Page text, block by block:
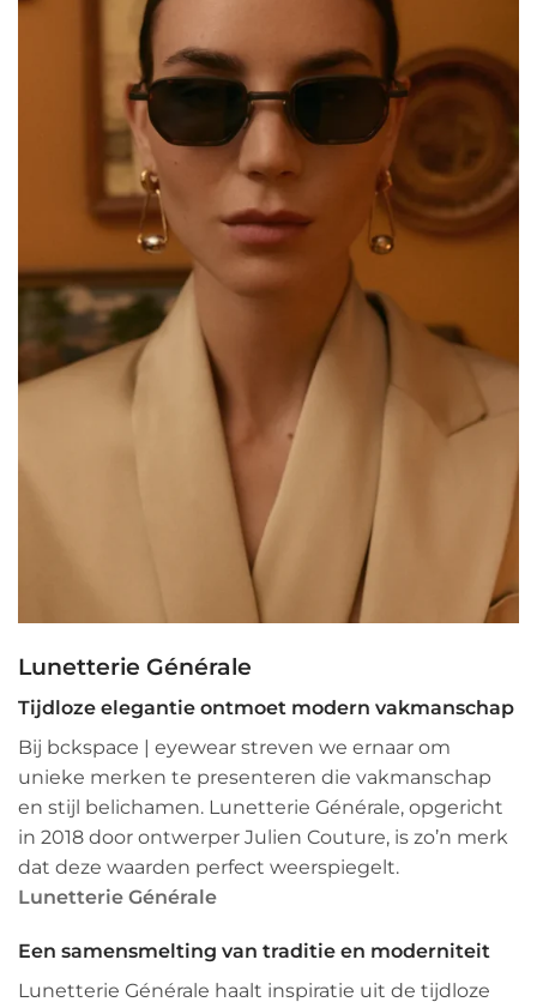
Lunetterie Générale
Tijdloze elegantie ontmoet modern vakmanschap
Bij bckspace | eyewear streven we ernaar om
unieke merken te presenteren die vakmanschap
en stijl belichamen. Lunetterie Générale, opgericht
in 2018 door ontwerper Julien Couture, is zo’n merk
dat deze waarden perfect weerspiegelt.
Lunetterie Générale
Een samensmelting van traditie en moderniteit
Lunetterie Générale haalt inspiratie uit de tijdloze